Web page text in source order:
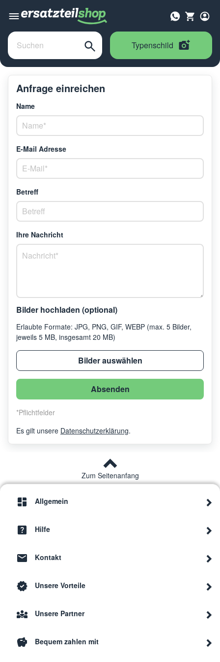
Typenschild
Anfrage einreichen
Name
E-Mail Adresse
Betreff
Ihre Nachricht
Bilder hochladen (optional)
Erlaubte Formate: JPG, PNG, GIF, WEBP (max. 5 Bilder,
jeweils 5 MB, insgesamt 20 MB)
Bilder auswählen
Absenden
*Pflichtfelder
Es gilt unsere Datenschutzerklärung.
Zum Seitenanfang
Allgemein
Hilfe
Kontakt
Unsere Vorteile
Unsere Partner
Bequem zahlen mit